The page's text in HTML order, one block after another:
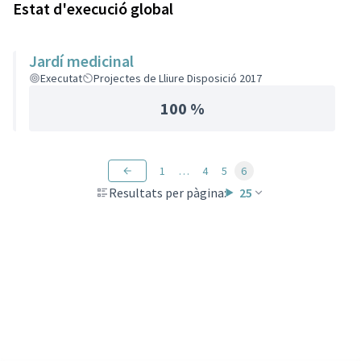
Estat d'execució global
Jardí medicinal
Executat Projectes de Lliure Disposició 2017
100 %
Resultats per pàgina: 25
1 … 4 5 6